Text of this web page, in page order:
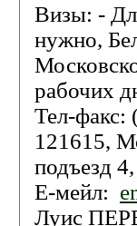
Визы: -
нужно,
рабочих
Тел-факс:
121615,
подъезд
Е-мейл:
Луис